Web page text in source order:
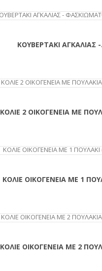
ΑΓΟΡΆ
ΚΟΥΒΕΡΤΑΚΙ ΑΓΚΑΛΙΑΣ -
ΑΓΟΡΆ
ΚΟΛΙΕ 2 ΟΙΚΟΓΕΝΕΙΑ ΜΕ
ΑΓΟΡΆ
ΚΟΛΙΕ ΟΙΚΟΓΕΝΕΙΑ ΜΕ 1
ΑΓΟΡΆ
ΚΟΛΙΕ ΟΙΚΟΓΕΝΕΙΑ ΜΕ 2